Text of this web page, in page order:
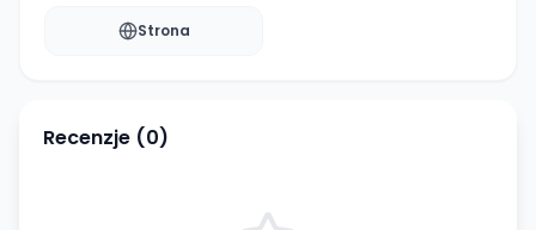
Strona
Recenzje (0)